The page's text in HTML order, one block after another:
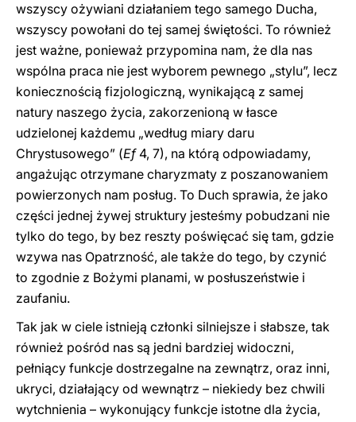
wszyscy ożywiani działaniem tego samego Ducha,
wszyscy powołani do tej samej świętości. To również
jest ważne, ponieważ przypomina nam, że dla nas
wspólna praca nie jest wyborem pewnego „stylu”, lecz
koniecznością fizjologiczną, wynikającą z samej
natury naszego życia, zakorzenioną w łasce
udzielonej każdemu „według miary daru
Chrystusowego” (Ef4, 7), na którą odpowiadamy,
angażując otrzymane charyzmaty z poszanowaniem
powierzonych nam posług. To Duch sprawia, że jako
części jednej żywej struktury jesteśmy pobudzani nie
tylko do tego, by bez reszty poświęcać się tam, gdzie
wzywa nas Opatrzność, ale także do tego, by czynić
to zgodnie z Bożymi planami, w posłuszeństwie i
zaufaniu.
Tak jak w ciele istnieją członki silniejsze i słabsze, tak
również pośród nas są jedni bardziej widoczni,
pełniący funkcje dostrzegalne na zewnątrz, oraz inni,
ukryci, działający od wewnątrz – niekiedy bez chwili
wytchnienia – wykonujący funkcje istotne dla życia,